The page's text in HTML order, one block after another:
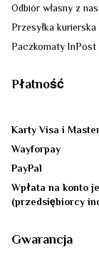
Odbiór własny z
Przesyłka
Paczkomaty InPost
Płatność
Karty Visa i
Wayforpay
PayPal
Wpłata na konto
(przedsiębiorcy
Gwarancja